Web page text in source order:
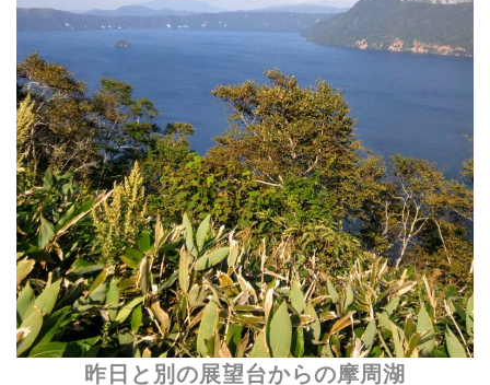
昨日と別の展望台からの摩周湖